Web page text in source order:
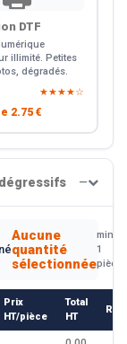
DTF
illimité. Petites
dégradés.
★★★★☆
2.75 €
—
Aucune
quantité
sélectionnée
min.
1
pièce
Prix
HT/pièce
Total
HT